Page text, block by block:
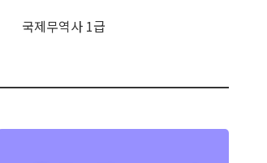
국제무역사 1급